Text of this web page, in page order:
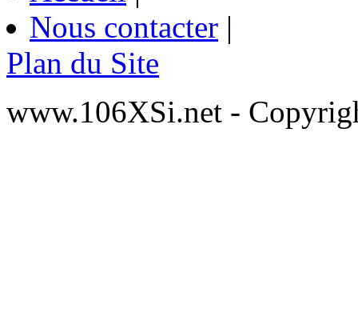
Nous contacter |
Plan du Site
www.106XSi.net -